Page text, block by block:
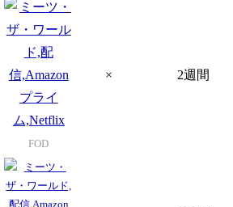
FOD
× 2週間